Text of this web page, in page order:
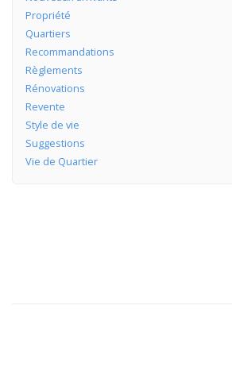
Propriété
Quartiers
Recommandations
Règlements
Rénovations
Revente
Style de vie
Suggestions
Vie de Quartier